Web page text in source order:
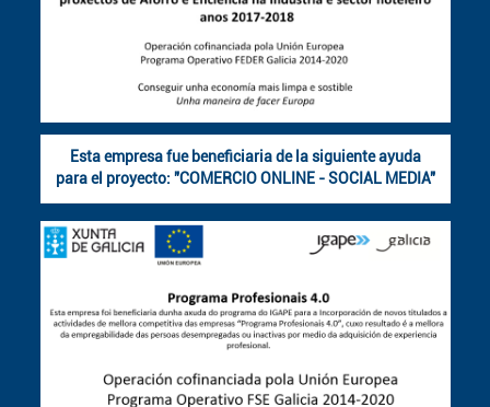
Esta empresa fue beneficiaria de la siguiente ayuda
para el proyecto: "COMERCIO ONLINE - SOCIAL MEDIA"